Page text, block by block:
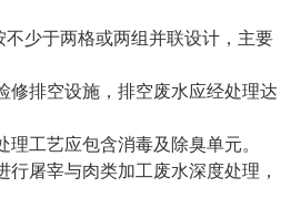
不少于两格或两组并联设计，主要
修排空设施，排空废水应经处理达
理工艺应包含消毒及除臭单元。
行屠宰与肉类加工废水深度处理，